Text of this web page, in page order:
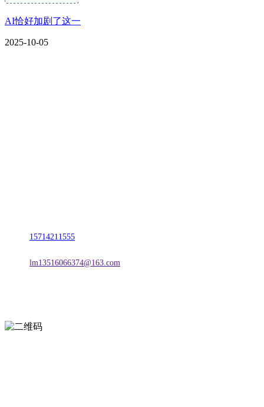
AI恰好加剧了这一
2025-10-05
15714211555
lm13516066374@163.com